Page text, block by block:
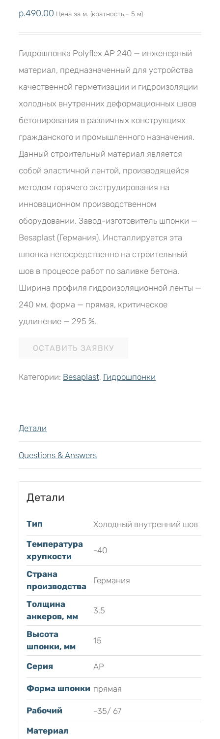
р.490.00 Цена за м. (кратность - 5 м)
Гидрошпонка Polyflex АР 240 — инженерный
материал, предназначенный для устройства
качественной герметизации и гидроизоляции
холодных внутренних деформационных швов
бетонирования в различных конструкциях
гражданского и промышленного назначения.
Данный строительный материал является
собой эластичной лентой, производящейся
методом горячего экструдирования на
инновационном производственном
оборудовании. Завод-изготовитель шпонки —
Besaplast (Германия). Инсталлируется эта
шпонка непосредственно на строительный
шов в процессе работ по заливке бетона.
Ширина профиля гидроизоляционной ленты —
240 мм, форма — прямая, критическое
удлинение — 295 %.
ОСТАВИТЬ ЗАЯВКУ
Категории: Besaplast, Гидрошпонки
Детали
Questions & Answers
Детали
Тип
Холодный внутренний шов
Температура
хрупкости
-40
Страна
производства
Германия
Толщина
анкеров, мм
3.5
Высота
шпонки, мм
15
Серия АР
Форма шпонки прямая
Рабочий
-35/ 67
Материал